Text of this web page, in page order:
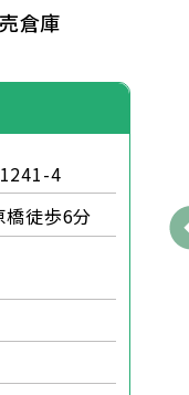
倉庫
4
橋徒歩6分